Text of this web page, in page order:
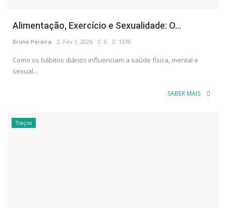
Alimentação, Exercício e Sexualidade: O...
Bruno Pereira Fev 1, 2026 0 1339
Como os hábitos diários influenciam a saúde física, mental e
sexual...
SABER MAIS
Traços